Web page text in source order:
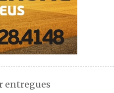
entregues